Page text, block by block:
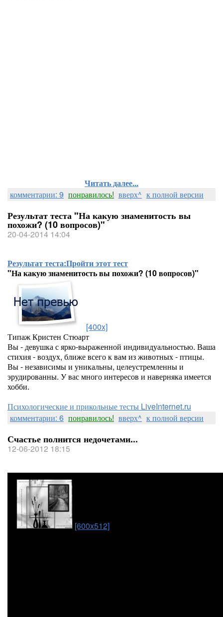
Читать далее...
комментарии: 9 понравилось! вверх^ к полной версии
Результат теста "На какую знаменитость вы
похожи? (10 вопросов)"
20-04-2014 14:04
Результат теста:Пройти этот тест
"На какую знаменитость вы похожи? (10 вопросов)"
[400x]
Типаж Кристен Стюарт
Вы - девушка с ярко-выраженной индивидуальностью. Ваша
стихия - воздух, ближе всего к вам из животных - птицы.
Вы - независимы и уникальны, целеустремленны и
эрудированны. У вас много интересов и наверняка имеется
хобби.
Психологические и прикольные тесты LiveInternet.ru
комментарии: 6 понравилось! вверх^ к полной версии
Счастье полнится недочетами...
12-06-2012 18:15
[600x512]